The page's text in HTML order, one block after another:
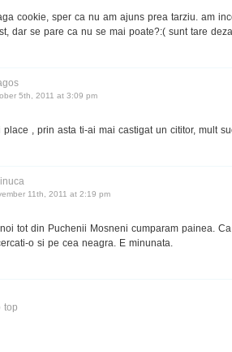
cookie, sper ca nu am ajuns prea tarziu. am
dar se pare ca nu se mai poate?:( sunt tare
5th, 2011 at 3:09 pm
place , prin asta ti-ai mai castigat un cititor, mult
11th, 2011 at 2:19 pm
tot din Puchenii Mosneni cumparam painea.
o si pe cea neagra. E minunata.
top